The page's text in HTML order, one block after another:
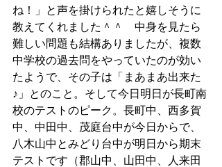
ね！」と声を掛けられたと嬉しそうに
教えてくれました＾＾　中身を見たら
難しい問題も結構ありましたが、複数
中学校の過去問をやっていたのが効い
たようで、その子は「まあまあ出来た
♪」とのこと。そして今日明日が長町南
校のテストのピーク。長町中、西多賀
中、中田中、茂庭台中が今日からで、
八木山中とみどり台中が明日から期末
テストです（郡山中、山田中、人来田